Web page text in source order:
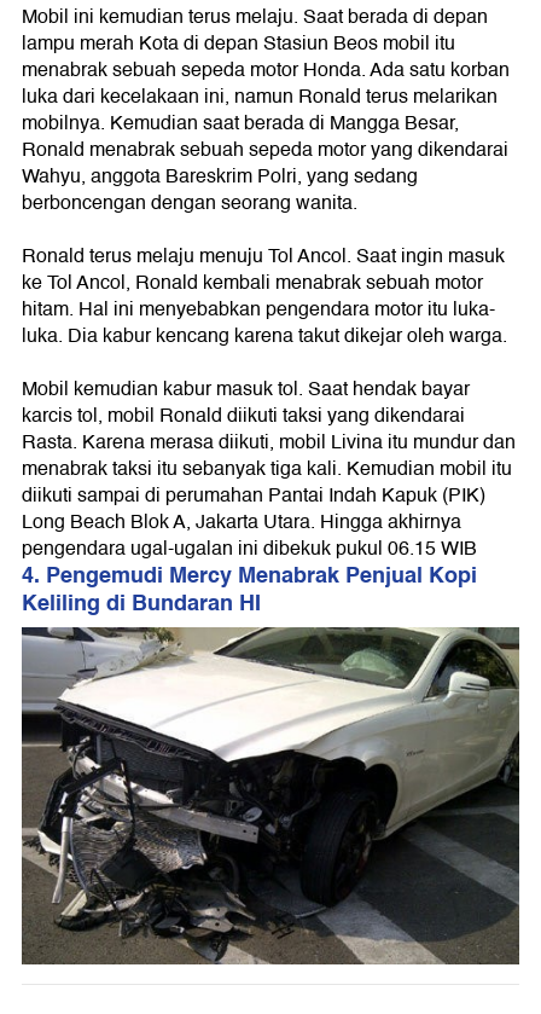
Mobil ini kemudian terus melaju. Saat berada di depan
lampu merah Kota di depan Stasiun Beos mobil itu
menabrak sebuah sepeda motor Honda. Ada satu korban
luka dari kecelakaan ini, namun Ronald terus melarikan
mobilnya. Kemudian saat berada di Mangga Besar,
Ronald menabrak sebuah sepeda motor yang dikendarai
Wahyu, anggota Bareskrim Polri, yang sedang
berboncengan dengan seorang wanita.
Ronald terus melaju menuju Tol Ancol. Saat ingin masuk
ke Tol Ancol, Ronald kembali menabrak sebuah motor
hitam. Hal ini menyebabkan pengendara motor itu luka-
luka. Dia kabur kencang karena takut dikejar oleh warga.
Mobil kemudian kabur masuk tol. Saat hendak bayar
karcis tol, mobil Ronald diikuti taksi yang dikendarai
Rasta. Karena merasa diikuti, mobil Livina itu mundur dan
menabrak taksi itu sebanyak tiga kali. Kemudian mobil itu
diikuti sampai di perumahan Pantai Indah Kapuk (PIK)
Long Beach Blok A, Jakarta Utara. Hingga akhirnya
pengendara ugal-ugalan ini dibekuk pukul 06.15 WIB
4. Pengemudi Mercy Menabrak Penjual Kopi
Keliling di Bundaran HI